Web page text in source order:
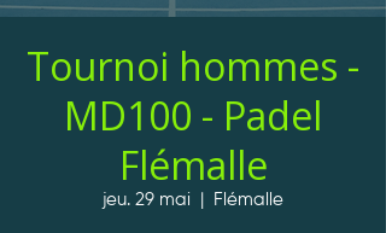
Tournoi hommes -
MD100 - Padel
Flémalle
jeu. 29 mai Flémalle